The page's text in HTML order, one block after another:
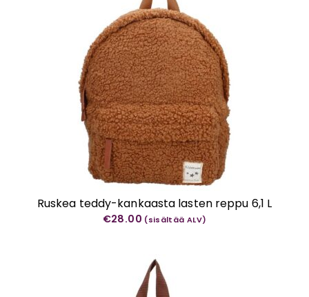
Ruskea teddy-kankaasta lasten reppu 6,1 L
€28.00 (sisältää ALV)